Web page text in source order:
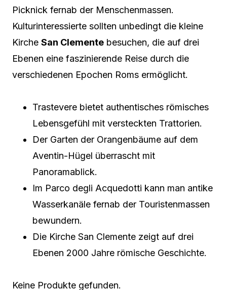
Picknick fernab der Menschenmassen.
Kulturinteressierte sollten unbedingt die kleine
Kirche San Clemente besuchen, die auf drei
Ebenen eine faszinierende Reise durch die
verschiedenen Epochen Roms ermöglicht.
Trastevere bietet authentisches römisches
Lebensgefühl mit versteckten Trattorien.
Der Garten der Orangenbäume auf dem
Aventin-Hügel überrascht mit
Panoramablick.
Im Parco degli Acquedotti kann man antike
Wasserkanäle fernab der Touristenmassen
bewundern.
Die Kirche San Clemente zeigt auf drei
Ebenen 2000 Jahre römische Geschichte.
Keine Produkte gefunden.